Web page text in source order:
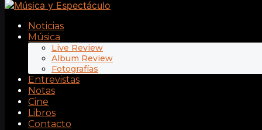
Noticias
Música
Live Review
Album Review
Fotografías
Entrevistas
Notas
Cine
Libros
Contacto